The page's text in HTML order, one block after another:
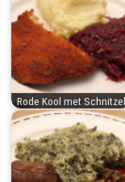
Rode Kool met Schnitzel